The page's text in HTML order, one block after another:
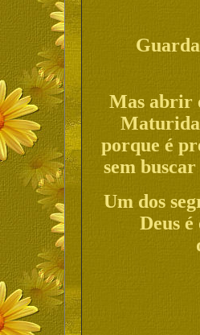
Mas abrir
porque é
sem
Um dos
Deus